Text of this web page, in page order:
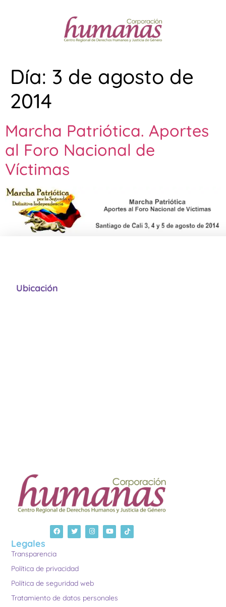
Día: 3 de agosto de
2014
Marcha Patriótica. Aportes
al Foro Nacional de
Víctimas
Legales
Transparencia
Política de privacidad
Política de seguridad web
Tratamiento de datos personales
Ubicación